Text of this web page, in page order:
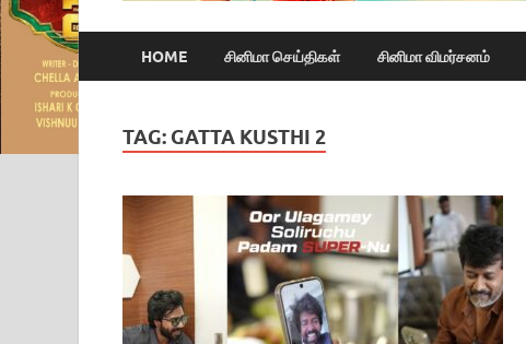
HOME சினிமா செய்திகள் சினிமா விமர்சனம்
TAG: GATTA KUSTHI 2